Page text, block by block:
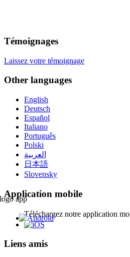
Témoignages
Laissez votre témoignage
Other languages
English
Deutsch
Español
Italiano
Português
Polski
العربية
日本語
Slovensky
Application mobile
Téléchargez notre application
Liens amis